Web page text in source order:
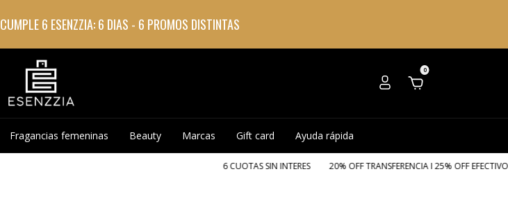
CUMPLE 6 ESENZZIA: 6 DIAS - 6 PROMOS DISTINTAS
0
Fragancias femeninas Beauty Marcas Gift card Ayuda rápida
6 CUOTAS SIN INTERES 20% OFF TRANSFERENCIA I 25% OFF EFECTIVO ENVIO